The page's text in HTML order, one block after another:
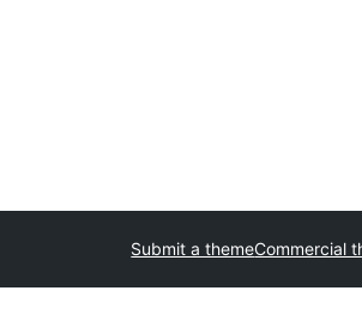
Submit a themeCommercial